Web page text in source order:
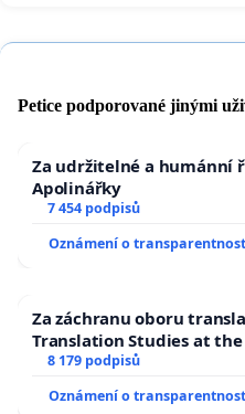
Petice podporované jinými
Za udržitelné a humánní
Apolinářky
7 454 podpisů
Oznámení o
Za záchranu oboru
Translation Studies at
University
8 179 podpisů
Oznámení o